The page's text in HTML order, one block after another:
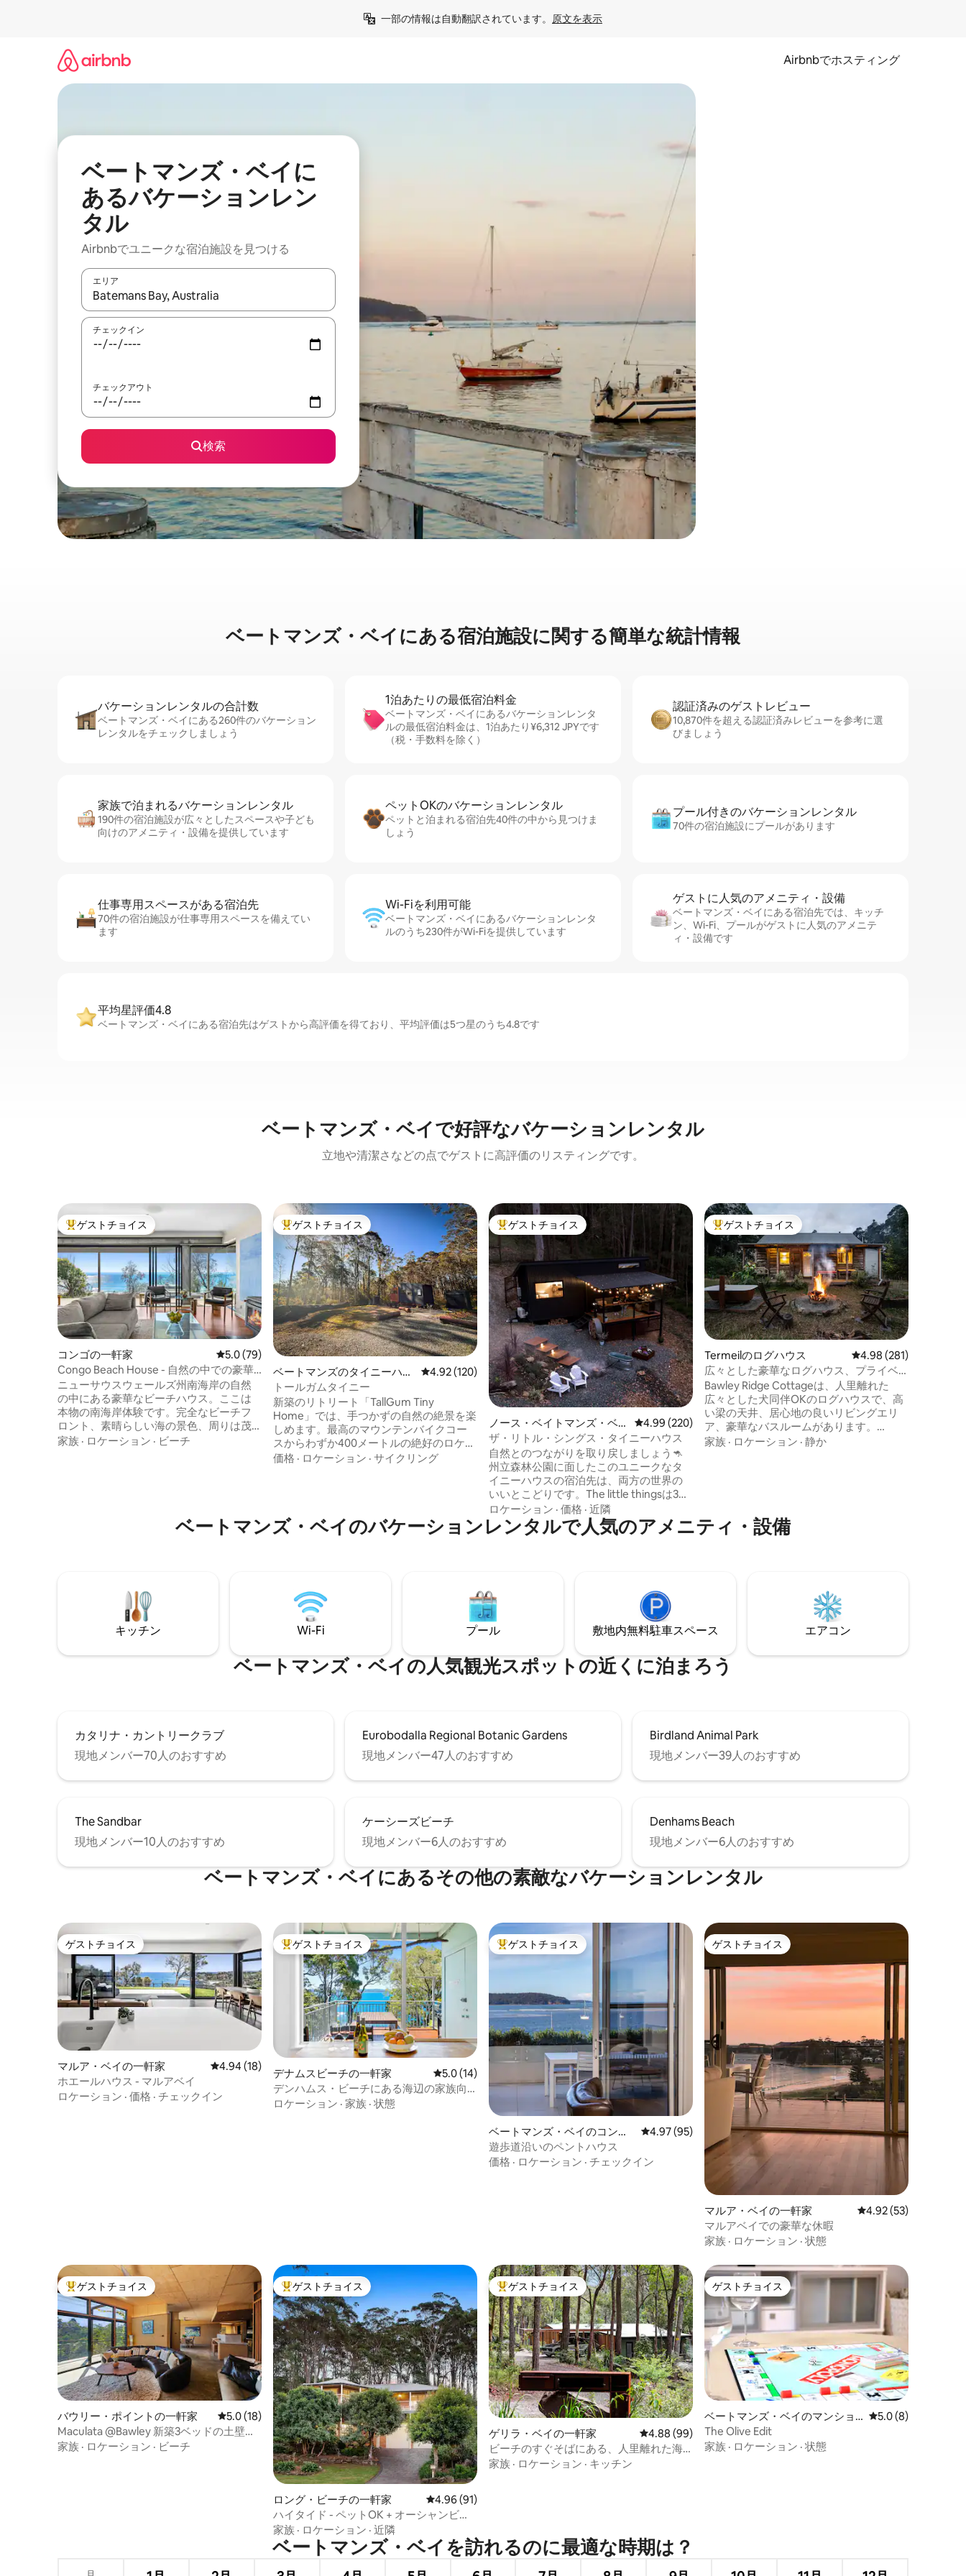
一部の情報は自動翻訳されています。 原文を表示
Airbnbでホスティング
ベートマンズ・ベイに
あるバケーションレン
タル
Airbnbでユニークな宿泊施設を見つける
エリア
検索結果が表示されたら、上下の矢印キーを使って移動するか、画面をタッチまたはスワイプして検索結果を確認することができます。
チェックイン
チェックアウト
検索
ベートマンズ・ベイに⁠あ⁠る宿⁠泊⁠施⁠設⁠に関⁠す⁠る簡⁠単⁠な統⁠計⁠情⁠報
バケーションレ⁠ン⁠タ⁠ル⁠の合⁠計⁠数
ベートマンズ・ベイにある260件のバケーション
レンタルをチェックしましょう
1泊あたりの最⁠低⁠宿⁠泊⁠料⁠金
ベートマンズ・ベイにあるバケーションレンタ
ルの最低宿泊料金は、1泊あたり¥6,312 JPYです
（税・手数料を除く）
認証済みのゲ⁠ス⁠ト⁠レ⁠ビ⁠ュ⁠ー
10,870件を超える認証済みレビューを参考に選
びましょう
家族で泊まれるバ⁠ケ⁠ー⁠シ⁠ョ⁠ンレ⁠ン⁠タ⁠ル
190件の宿泊施設が広々としたスペースや子ども
向けのアメニティ・設備を提供しています
ペットOKのバ⁠ケ⁠ー⁠シ⁠ョ⁠ンレ⁠ン⁠タ⁠ル
ペットと泊まれる宿泊先40件の中から見つけま
しょう
プール付きのバ⁠ケ⁠ー⁠シ⁠ョ⁠ンレ⁠ン⁠タ⁠ル
70件の宿泊施設にプールがあります
仕事専用ス⁠ペ⁠ー⁠スがあ⁠る宿⁠泊⁠先
70件の宿泊施設が仕事専用スペースを備えてい
ます
Wi-Fiを利⁠用⁠可⁠能
ベートマンズ・ベイにあるバケーションレンタ
ルのうち230件がWi-Fiを提供しています
ゲストに人⁠気⁠のア⁠メ⁠ニ⁠テ⁠ィ・設⁠備
ベートマンズ・ベイにある宿泊先では、キッチ
ン、Wi-Fi、プールがゲストに人気のアメニテ
ィ・設備です
平均星評価4.8
ベートマンズ・ベイにある宿泊先はゲストから高評価を得ており、平均評価は5つ星のうち4.8です
ベートマンズ・ベイで好評なバケーションレンタル
立地や清潔さなどの点でゲストに高評価のリスティングです。
大好評のゲストチョイスです。
ゲストチョイス
コンゴの一軒家 レビュー79件、5つ星中5.0つ星の平均評価
5.0 (79)
Congo Beach House - 自然の中での豪華
な滞在
ニューサウスウェールズ州南海岸の自然
の中にある豪華なビーチハウス。ここは
本物の南海岸体験です。完全なビーチフ
ロント、素晴らしい海の景色、周りは茂
みに囲まれ、近くには国立公園がありま
っては自然の中でのロマンチックな旅
行、ご家族（7歳以上のお子様連れ）にと
取り上げてくれました。
家族 · ロケーション · ビーチ
大好評のゲストチョイスです。
ゲストチョイス
ベートマンズのタイニーハウ
ス
レビュー120件、5つ星中4.92つ星の平均評価
4.92 (120)
トールガムタイニー
新築のリトリート「TallGum Tiny
Home」では、手つかずの自然の絶景を楽
しめます。最高のマウンテンバイクコー
スからわずか400メートルの絶好のロケー
ションにあり、リラクゼーションと冒険
自転車の充電ステーション、自転車洗浄
設備が備わっており、すべてのゲストに
いただけます。
価格 · ロケーション · サイクリング
大好評のゲストチョイスです。
ゲストチョイス
ノース・ベイトマンズ・ベイ
のタイニーハウス
レビュー220件、5つ星中4.99つ星の平均評価
4.99 (220)
ザ・リトル・シングス・タイニーハウス
自然とのつながりを取り戻しましょう🦘
州立森林公園に面したこのユニークなタ
イニーハウスの宿泊先は、両方の世界の
いいとこどりです。The little thingsは3エ
ーカーの敷地にあり、アヒルが泳ぐ貯水
池、カンガルー、在来種の鳥を見渡せま
す。それでも町や地元のビーチからはす
めの映画プロジェクター、夜は星空の下
で楽しむファイヤーバス 7つのVELUX天窓
とキングサイズベッド…..小さなことを楽
しんでください
ロケーション · 価格 · 近隣
大好評のゲストチョイスです。
ゲストチョイス
Termeilのログハウス レビュー281件、5つ
4.98 (281)
広々とした豪華なログハウス、プライベ
ートで犬同伴OK
Bawley Ridge Cottageは、人里離れた
広々とした犬同伴OKのログハウスで、高
い梁の天井、居心地の良いリビングエリ
ア、豪華なバスルームがあります。
Bawleyのビーチから10分の場所にあるこ
の）スイミングプールが楽しめます。近
くの散歩道、結婚式会場、ワイナリーへ
家族 · ロケーション · 静か
ベートマンズ・ベイのバケーションレンタルで人気のアメニティ・設備
キッチン Wi-Fi プール 敷地内無料駐⁠車ス⁠ペ⁠ー⁠ス エアコン
ベートマンズ・ベイの人気観光スポットの近くに泊まろう
カタリナ・カントリークラブ
現地メンバー70人のおすすめ
Eurobodalla Regional Botanic Gardens
現地メンバー47人のおすすめ
Birdland Animal Park
現地メンバー39人のおすすめ
The Sandbar
現地メンバー10人のおすすめ
ケーシーズビーチ
現地メンバー6人のおすすめ
Denhams Beach
現地メンバー6人のおすすめ
ベートマンズ・ベイにあるその他の素敵なバケーションレンタル
ゲストチョイス
ゲストチョイス
マルア・ベイの一軒家 レビュー18件、5つ星中4.94つ星の平均評価
4.94 (18)
ホエールハウス - マルアベイ
ロケーション · 価格 · チェックイン
大好評のゲストチョイスです。
ゲストチョイス
デナムスビーチの一軒家 レビュー14件、5つ星中5.0つ星の平均評価
5.0 (14)
デンハムス・ビーチにある海辺の家族向
けホリデーホーム
ロケーション · 家族 · 状態
大好評のゲストチョイスです。
ゲストチョイス
ベートマンズ・ベイのコンド
ミニアム
レビュー95件、5つ星中4.97つ星の平均評価
4.97 (95)
遊歩道沿いのペントハウス
価格 · ロケーション · チェックイン
ゲストチョイス
ゲストチョイス
マルア・ベイの一軒家 レビュー53件、5つ
4.92 (53)
マルアベイでの豪華な休暇
家族 · ロケーション · 状態
大好評のゲストチョイスです。
ゲストチョイス
バウリー・ポイントの一軒家 レビュー18件、5つ星中5.0つ星の平均評価
5.0 (18)
Maculata @Bawley 新築3ベッドの土壁の
家
家族 · ロケーション · ビーチ
大好評のゲストチョイスです。
ゲストチョイス
ロング・ビーチの一軒家 レビュー91件、5つ星中4.96つ星の平均評価
4.96 (91)
ハイタイド - ペットOK + オーシャンビュ
ー + 暖炉
家族 · ロケーション · 近隣
大好評のゲストチョイスです。
ゲストチョイス
ゲリラ・ベイの一軒家 レビュー99件、5つ星中4.88つ星の平均評価
4.88 (99)
ビーチのすぐそばにある、人里離れた海
岸沿いの隠れ家的な宿泊先。
家族 · ロケーション · キッチン
ゲストチョイス
ゲストチョイス
ベートマンズ・ベイのマンショ
ン・アパート
レビュー8件、5つ
5.0 (8)
The Olive Edit
家族 · ロケーション · 状態
ベートマンズ・ベイを訪⁠れ⁠るの⁠に最⁠適⁠な時⁠期⁠は⁠？